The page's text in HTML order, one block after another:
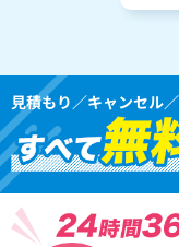
見積もり／キャンセル